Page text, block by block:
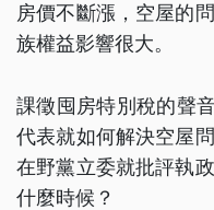
房價不斷漲，空屋的
族權益影響很大。
課徵囤房特別稅的聲
代表就如何解決空屋
在野黨立委就批評執
什麼時候？